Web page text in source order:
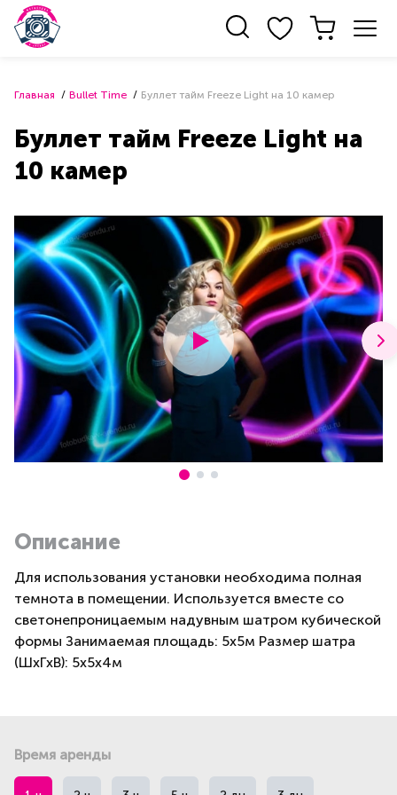
Главная Bullet Time Буллет тайм Freeze Light на 10 камер
Буллет тайм Freeze Light на
10 камер
Описание
Для использования установки необходима полная
темнота в помещении. Используется вместе со
светонепроницаемым надувным шатром кубической
формы Занимаемая площадь: 5x5м Размер шатра
(ШxГxВ): 5x5x4м
Время аренды